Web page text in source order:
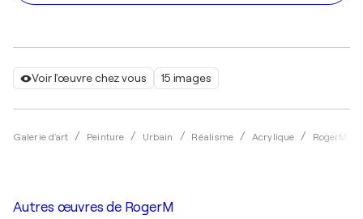
Voir l'œuvre chez vous 15 images
Galerie d'art Peinture Urbain Réalisme Acrylique RogerM
Autres œuvres de RogerM